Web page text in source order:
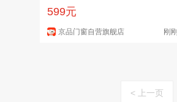
599元
京品门窗自营旗舰店 刚
< 上一页